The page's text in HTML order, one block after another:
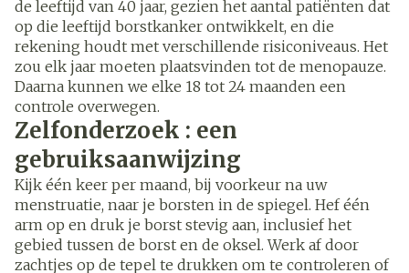
de leeftijd van 40 jaar, gezien het aantal patiënten dat
op die leeftijd borstkanker ontwikkelt, en die
rekening houdt met verschillende risiconiveaus. Het
zou elk jaar moeten plaatsvinden tot de menopauze.
Daarna kunnen we elke 18 tot 24 maanden een
controle overwegen.
Zelfonderzoek : een
gebruiksaanwijzing
Kijk één keer per maand, bij voorkeur na uw
menstruatie, naar je borsten in de spiegel. Hef één
arm op en druk je borst stevig aan, inclusief het
gebied tussen de borst en de oksel. Werk af door
zachtjes op de tepel te drukken om te controleren of